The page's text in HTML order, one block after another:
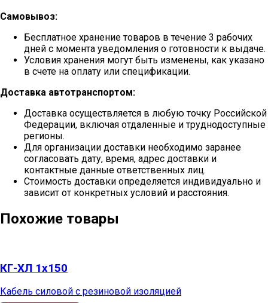
Самовывоз:
Бесплатное хранение товаров в течение 3 рабочих
дней с момента уведомления о готовности к выдаче.
Условия хранения могут быть изменены, как указано
в счете на оплату или спецификации.
Доставка автотранспортом:
Доставка осуществляется в любую точку Российской
Федерации, включая отдаленные и труднодоступные
регионы.
Для организации доставки необходимо заранее
согласовать дату, время, адрес доставки и
контактные данные ответственных лиц.
Стоимость доставки определяется индивидуально и
зависит от конкретных условий и расстояния.
Похожие товары
КГ-ХЛ 1х150
Кабель силовой с резиновой изоляцией